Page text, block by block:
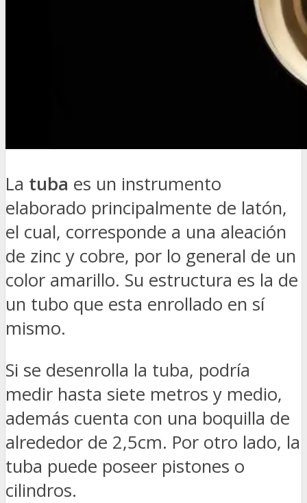
La tuba es un instrumento
elaborado principalmente de latón,
el cual, corresponde a una aleación
de zinc y cobre, por lo general de un
color amarillo. Su estructura es la de
un tubo que esta enrollado en sí
mismo.
Si se desenrolla la tuba, podría
medir hasta siete metros y medio,
además cuenta con una boquilla de
alrededor de 2,5cm. Por otro lado, la
tuba puede poseer pistones o
cilindros.